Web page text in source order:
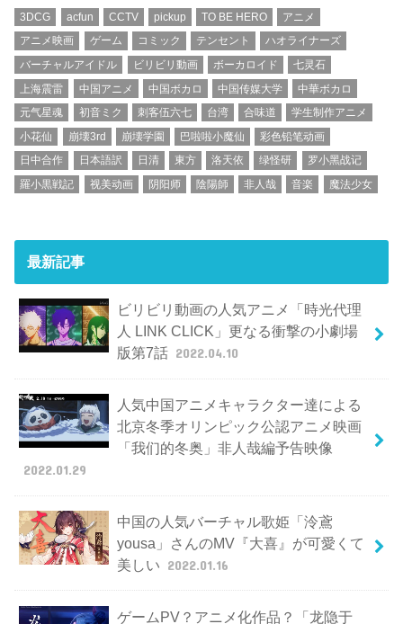
3DCG acfun CCTV pickup TO BE HERO
アニメ
アニメ映画
ゲーム コミック テンセント
ハオライナーズ
バーチャルアイドル
ビリビリ動画 ボーカロイド
七灵石
上海震雷
中国アニメ 中国ボカロ 中国传媒大学
中華ボカロ
元气星魂
初音ミク 刺客伍六七 台湾 合味道
学生制作アニメ
小花仙
崩壊3rd 崩壊学園 巴啦啦小魔仙
彩色铅笔动画
日中合作
日本語訳 日清 東方 洛天依 绿怪研
罗小黑战记
羅小黒戦記
视美动画 阴阳师 陰陽師 非人哉 音楽 魔法少女
最新記事
ビリビリ動画の人気アニメ「時光代理
人 LINK CLICK」更なる衝撃の小劇場
版第7話 2022.04.10
人気中国アニメキャラクター達による
北京冬季オリンピック公認アニメ映画
「我们的冬奥」非人哉編予告映像
2022.01.29
中国の人気バーチャル歌姫「泠鳶
yousa」さんのMV『大喜』が可愛くて
美しい 2022.01.16
ゲームPV？アニメ化作品？「龙隐于